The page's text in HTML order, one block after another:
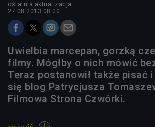
ostatnia aktualizacja:
27.08.2013 08:00
Uwielbia marcepan, gorzką
filmy. Mógłby o nich mówić
Teraz postanowił także pisać
się blog Patrycjusza
Filmowa Strona Czwórki.